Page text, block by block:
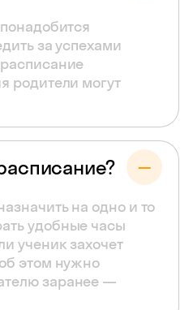
за успехами
родители могут
на одно и то
удобные часы
ученик захочет
этом нужно
заранее —